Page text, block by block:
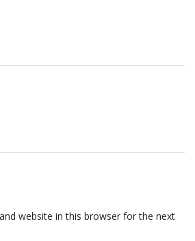
website in this browser for the next